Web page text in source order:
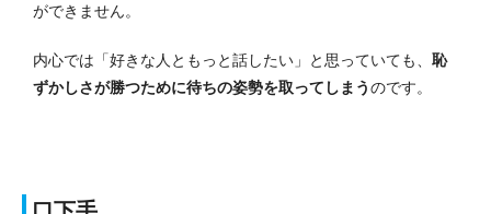
ができません。
内心では「好きな人ともっと話したい」と思っていても、 恥
ずかしさが勝つために待ちの姿勢を取ってしまうのです。